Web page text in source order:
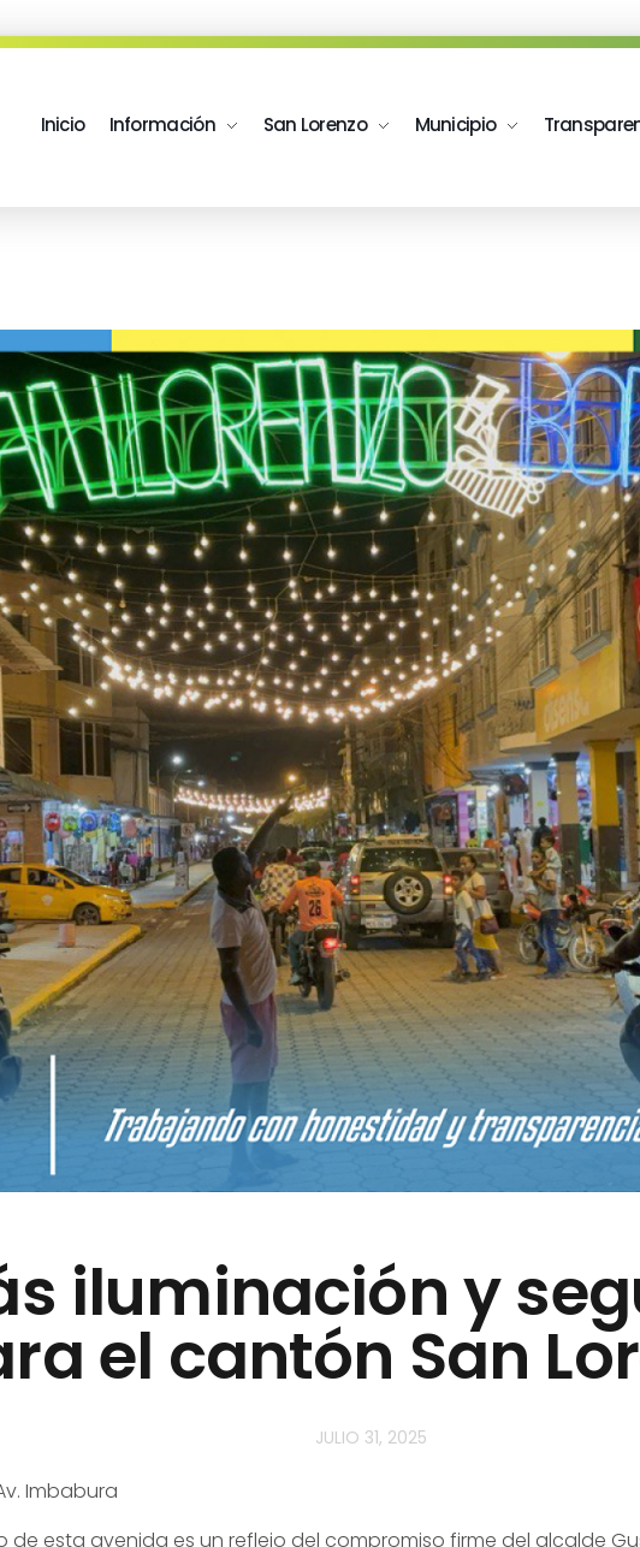
Inicio Información San Lorenzo Municipio
iluminación y
el cantón San
JULIO 31, 2025
Imbabura
de esta avenida es un reflejo del compromiso firme del alcalde